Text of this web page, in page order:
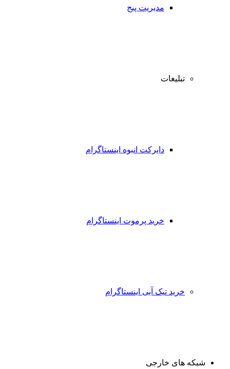
مدیریت پیج
تبلیغات
دایرکت انبوه اینستاگرام
خرید پرموت اینستاگرام
خرید تیک آبی اینستاگرام
شبکه های خارجی